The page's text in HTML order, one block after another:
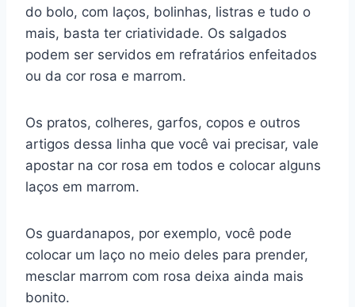
do bolo, com laços, bolinhas, listras e tudo o
mais, basta ter criatividade. Os salgados
podem ser servidos em refratários enfeitados
ou da cor rosa e marrom.
Os pratos, colheres, garfos, copos e outros
artigos dessa linha que você vai precisar, vale
apostar na cor rosa em todos e colocar alguns
laços em marrom.
Os guardanapos, por exemplo, você pode
colocar um laço no meio deles para prender,
mesclar marrom com rosa deixa ainda mais
bonito.